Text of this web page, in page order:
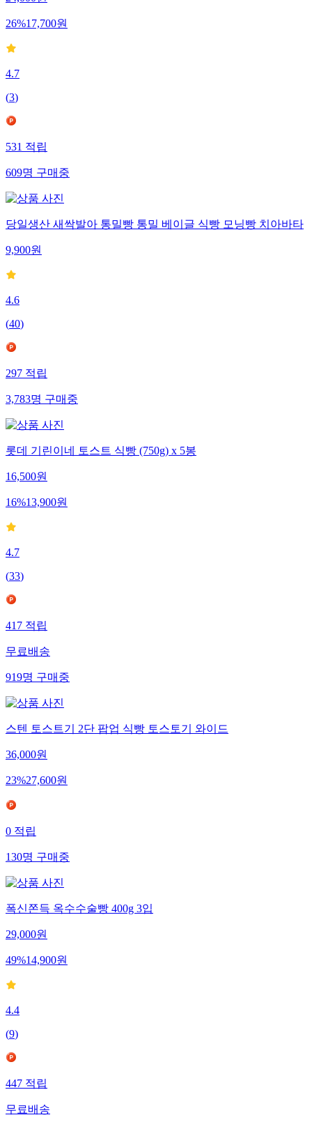
26%17,700원
4.7
(3)
531적립
609명구매중
당일생산 새싹발아 통밀빵 통밀 베이글 식빵 모닝빵 치아바타
9,900원
4.6
(40)
297적립
3,783명구매중
롯데 기린이네 토스트 식빵 (750g) x 5봉
16,500원
16%13,900원
4.7
(33)
417적립
무료배송
919명구매중
스텐 토스트기 2단 팝업 식빵 토스토기 와이드
36,000원
23%27,600원
0적립
130명구매중
폭신쫀득 옥수수술빵 400g 3입
29,000원
49%14,900원
4.4
(9)
447적립
무료배송